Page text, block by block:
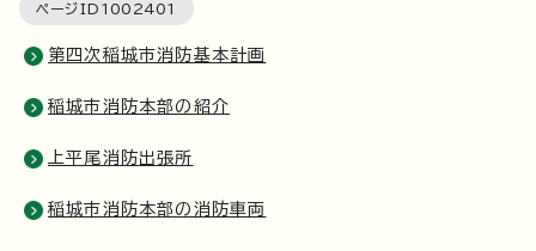
ページID 1002401
第四次稲城市消防基本計画
稲城市消防本部の紹介
上平尾消防出張所
稲城市消防本部の消防車両